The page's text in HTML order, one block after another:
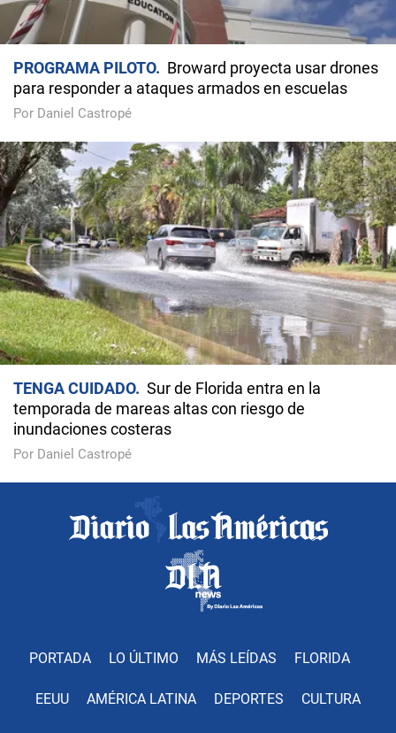
PROGRAMA PILOTO
Broward proyecta usar drones
para responder a ataques armados en escuelas
Por Daniel Castropé
TENGA CUIDADO
Sur de Florida entra en la
temporada de mareas altas con riesgo de
inundaciones costeras
Por Daniel Castropé
PORTADA LO ÚLTIMO MÁS LEÍDAS FLORIDA
EEUU AMÉRICA LATINA DEPORTES CULTURA